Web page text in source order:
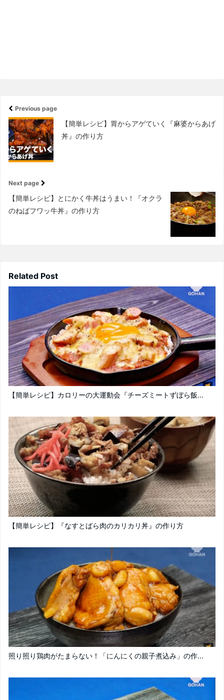
Previous page
【簡単レシピ】胃からアゲていく『麻婆からあげ
丼』の作り方
Next page
【簡単レシピ】とにかく牛丼はうまい！『オクラ
のねばフワッ牛丼』の作り方
Related Post
【簡単レシピ】カロリーの大運動会『チーズミートずぼら飯...
【簡単レシピ】『なすとばら肉のカリカリ丼』の作り方
照り照り鶏肉がたまらない！「にんにくの親子煮込み」の作...